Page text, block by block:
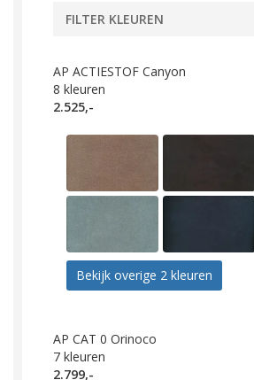
FILTER KLEUREN
AP ACTIESTOF Canyon
8 kleuren
2.525,-
Bekijk overige 2 kleuren
AP CAT 0 Orinoco
7 kleuren
2.799,-